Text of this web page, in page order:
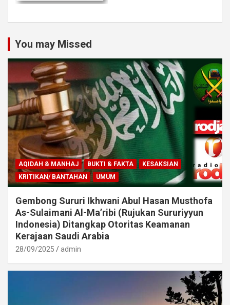
You may Missed
AQIDAH & MANHAJ BUKTI & FAKTA
KESAKSIAN
KRITIKAN/ BANTAHAN
UMUM
Gembong Sururi Ikhwani Abul Hasan Musthofa
As-Sulaimani Al-Ma’ribi (Rujukan Sururiyyun
Indonesia) Ditangkap Otoritas Keamanan
Kerajaan Saudi Arabia
28/09/2025 admin